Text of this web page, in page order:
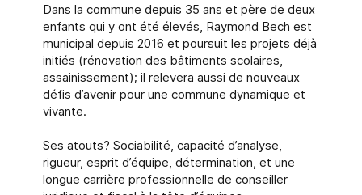
Dans la commune depuis 35 ans et père de deux
enfants qui y ont été élevés, Raymond Bech est
municipal depuis 2016 et poursuit les projets déjà
initiés (rénovation des bâtiments scolaires,
assainissement); il relevera aussi de nouveaux
défis d’avenir pour une commune dynamique et
vivante.
Ses atouts? Sociabilité, capacité d’analyse,
rigueur, esprit d’équipe, détermination, et une
longue carrière professionnelle de conseiller